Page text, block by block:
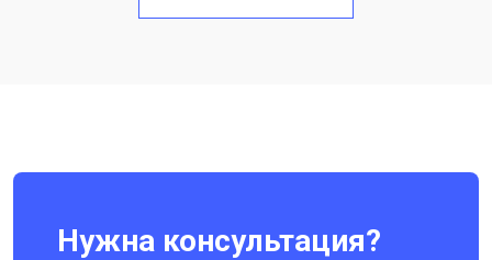
Замена кнопки включения от 1750 ₽
Нужна консультация?